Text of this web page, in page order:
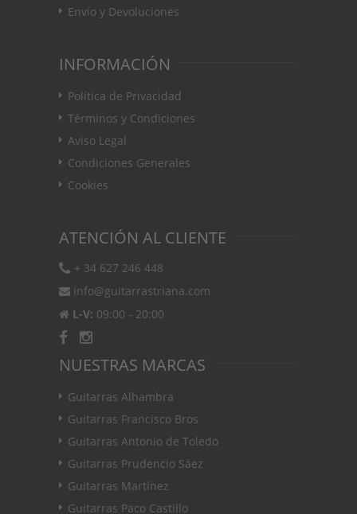
Envío y Devoluciones
INFORMACIÓN
Política de Privacidad
Términos y Condiciones
Aviso Legal
Condiciones Generales
Cookies
ATENCIÓN AL CLIENTE
+ 34 627 246 448
info@guitarrastriana.com
L-V: 09:00 - 20:00
NUESTRAS MARCAS
Guitarras Alhambra
Guitarras Francisco Bros
Guitarras Antonio de Toledo
Guitarras Prudencio Sáez
Guitarras Martínez
Guitarras Paco Castillo